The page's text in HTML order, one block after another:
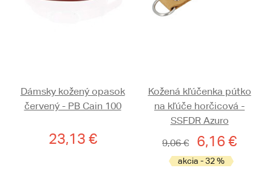
Dámsky kožený opasok
červený - PB Cain 100
23,13 €
Kožená kľúčenka pútko
na kľúče horčicová -
SSFDR Azuro
9,06 €
6,16 €
akcia - 32 %